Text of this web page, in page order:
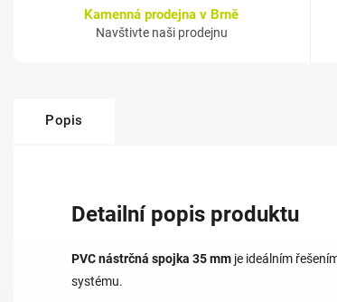
Kamenná prodejna v Brně
Navštivte naši prodejnu
Popis
Detailní popis produktu
PVC nástrčná spojka 35 mm je ideálním
systému.